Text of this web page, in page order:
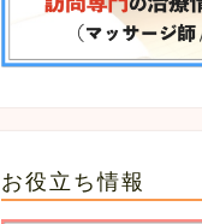
お役立ち情報